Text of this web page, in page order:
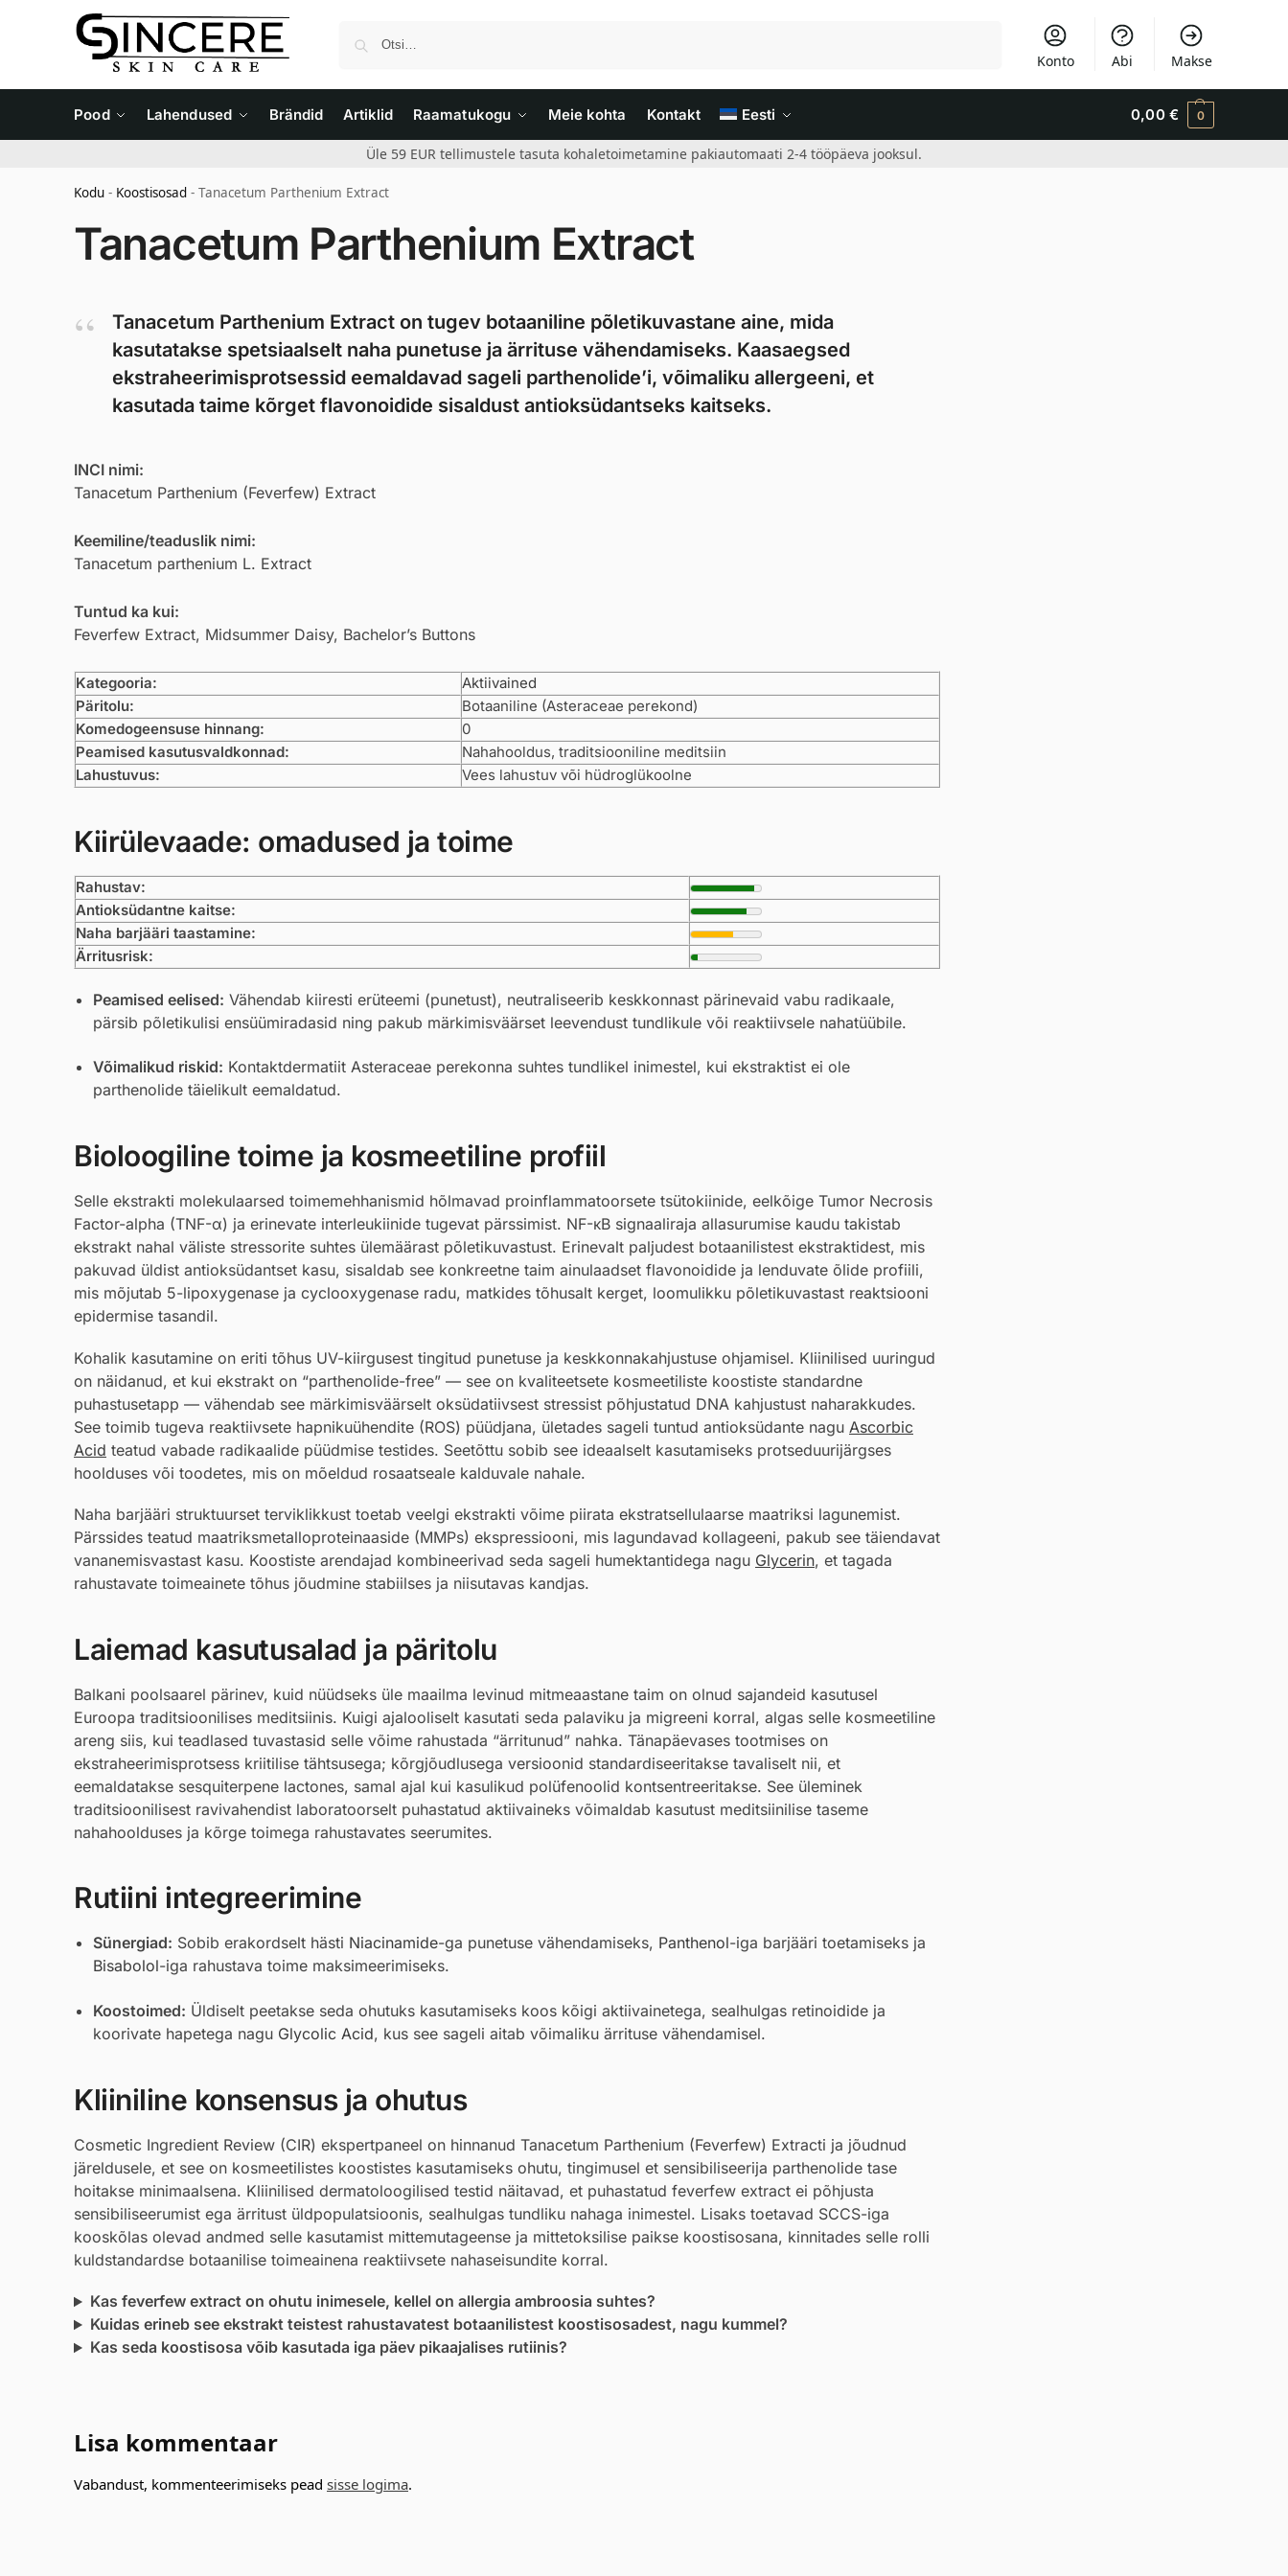
Konto Abi Makse
Pood Lahendused Brändid Artiklid Raamatukogu Meie kohta Kontakt Eesti 0,00 € 0
Üle 59 EUR tellimustele tasuta kohaletoimetamine pakiautomaati 2-4 tööpäeva jooksul.
Kodu - Koostisosad - Tanacetum Parthenium Extract
Tanacetum Parthenium Extract
Tanacetum Parthenium Extract on tugev botaaniline põletikuvastane aine, mida
kasutatakse spetsiaalselt naha punetuse ja ärrituse vähendamiseks. Kaasaegsed
ekstraheerimisprotsessid eemaldavad sageli parthenolide’i, võimaliku allergeeni, et
kasutada taime kõrget flavonoidide sisaldust antioksüdantseks kaitseks.
INCI nimi:
Tanacetum Parthenium (Feverfew) Extract
Keemiline/teaduslik nimi:
Tanacetum parthenium L. Extract
Tuntud ka kui:
Feverfew Extract, Midsummer Daisy, Bachelor’s Buttons
Kategooria:
Aktiivained
Päritolu:
Botaaniline (Asteraceae perekond)
Komedogeensuse hinnang:
0
Peamised kasutusvaldkonnad:
Nahahooldus, traditsiooniline meditsiin
Lahustuvus:
Vees lahustuv või hüdroglükoolne
Kiirülevaade: omadused ja toime
Rahustav:
Antioksüdantne kaitse:
Naha barjääri taastamine:
Ärritusrisk:
Peamised eelised: Vähendab kiiresti erüteemi (punetust), neutraliseerib keskkonnast pärinevaid vabu radikaale,
pärsib põletikulisi ensüümiradasid ning pakub märkimisväärset leevendust tundlikule või reaktiivsele nahatüübile.
Võimalikud riskid: Kontaktdermatiit Asteraceae perekonna suhtes tundlikel inimestel, kui ekstraktist ei ole
parthenolide täielikult eemaldatud.
Bioloogiline toime ja kosmeetiline profiil
Selle ekstrakti molekulaarsed toimemehhanismid hõlmavad proinflammatoorsete tsütokiinide, eelkõige Tumor Necrosis
Factor-alpha (TNF-α) ja erinevate interleukiinide tugevat pärssimist. NF-κB signaaliraja allasurumise kaudu takistab
ekstrakt nahal väliste stressorite suhtes ülemäärast põletikuvastust. Erinevalt paljudest botaanilistest ekstraktidest, mis
pakuvad üldist antioksüdantset kasu, sisaldab see konkreetne taim ainulaadset flavonoidide ja lenduvate õlide profiili,
mis mõjutab 5-lipoxygenase ja cyclooxygenase radu, matkides tõhusalt kerget, loomulikku põletikuvastast reaktsiooni
epidermise tasandil.
Kohalik kasutamine on eriti tõhus UV-kiirgusest tingitud punetuse ja keskkonnakahjustuse ohjamisel. Kliinilised uuringud
on näidanud, et kui ekstrakt on “parthenolide-free” — see on kvaliteetsete kosmeetiliste koostiste standardne
puhastusetapp — vähendab see märkimisväärselt oksüdatiivsest stressist põhjustatud DNA kahjustust naharakkudes.
See toimib tugeva reaktiivsete hapnikuühendite (ROS) püüdjana, ületades sageli tuntud antioksüdante nagu Ascorbic
Acid teatud vabade radikaalide püüdmise testides. Seetõttu sobib see ideaalselt kasutamiseks protseduurijärgses
hoolduses või toodetes, mis on mõeldud rosaatseale kalduvale nahale.
Naha barjääri struktuurset terviklikkust toetab veelgi ekstrakti võime piirata ekstratsellulaarse maatriksi lagunemist.
Pärssides teatud maatriksmetalloproteinaaside (MMPs) ekspressiooni, mis lagundavad kollageeni, pakub see täiendavat
vananemisvastast kasu. Koostiste arendajad kombineerivad seda sageli humektantidega nagu Glycerin, et tagada
rahustavate toimeainete tõhus jõudmine stabiilses ja niisutavas kandjas.
Laiemad kasutusalad ja päritolu
Balkani poolsaarel pärinev, kuid nüüdseks üle maailma levinud mitmeaastane taim on olnud sajandeid kasutusel
Euroopa traditsioonilises meditsiinis. Kuigi ajalooliselt kasutati seda palaviku ja migreeni korral, algas selle kosmeetiline
areng siis, kui teadlased tuvastasid selle võime rahustada “ärritunud” nahka. Tänapäevases tootmises on
ekstraheerimisprotsess kriitilise tähtsusega; kõrgjõudlusega versioonid standardiseeritakse tavaliselt nii, et
eemaldatakse sesquiterpene lactones, samal ajal kui kasulikud polüfenoolid kontsentreeritakse. See üleminek
traditsioonilisest ravivahendist laboratoorselt puhastatud aktiivaineks võimaldab kasutust meditsiinilise taseme
nahahoolduses ja kõrge toimega rahustavates seerumites.
Rutiini integreerimine
Sünergiad: Sobib erakordselt hästi Niacinamide-ga punetuse vähendamiseks, Panthenol-iga barjääri toetamiseks ja
Bisabolol-iga rahustava toime maksimeerimiseks.
Koostoimed: Üldiselt peetakse seda ohutuks kasutamiseks koos kõigi aktiivainetega, sealhulgas retinoidide ja
koorivate hapetega nagu Glycolic Acid, kus see sageli aitab võimaliku ärrituse vähendamisel.
Kliiniline konsensus ja ohutus
Cosmetic Ingredient Review (CIR) ekspertpaneel on hinnanud Tanacetum Parthenium (Feverfew) Extracti ja jõudnud
järeldusele, et see on kosmeetilistes koostistes kasutamiseks ohutu, tingimusel et sensibiliseerija parthenolide tase
hoitakse minimaalsena. Kliinilised dermatoloogilised testid näitavad, et puhastatud feverfew extract ei põhjusta
sensibiliseerumist ega ärritust üldpopulatsioonis, sealhulgas tundliku nahaga inimestel. Lisaks toetavad SCCS-iga
kooskõlas olevad andmed selle kasutamist mittemutageense ja mittetoksilise paikse koostisosana, kinnitades selle rolli
kuldstandardse botaanilise toimeainena reaktiivsete nahaseisundite korral.
Kas feverfew extract on ohutu inimesele, kellel on allergia ambroosia suhtes?
Kuidas erineb see ekstrakt teistest rahustavatest botaanilistest koostisosadest, nagu kummel?
Kas seda koostisosa võib kasutada iga päev pikaajalises rutiinis?
Lisa kommentaar
Vabandust, kommenteerimiseks pead sisse logima.